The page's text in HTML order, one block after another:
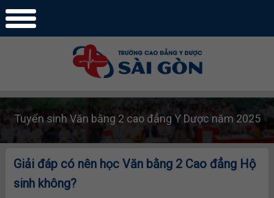
Tuyển sinh Văn bằng 2 cao đẳng Y Dược năm 2025
Giải đáp có nên học Văn bằng 2 Cao đẳng Hộ
sinh không?